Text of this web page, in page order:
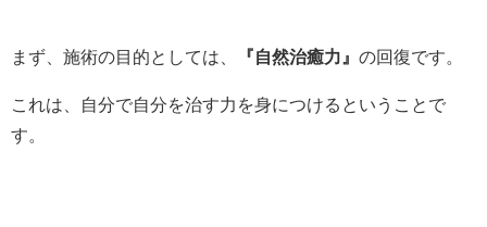
まず、施術の目的としては、 『自然治癒力』 の回復です。
これは、自分で自分を治す力を身につけるということで
す。